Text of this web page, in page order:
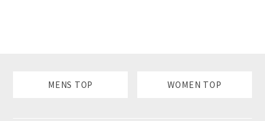
MENS TOP WOMEN TOP